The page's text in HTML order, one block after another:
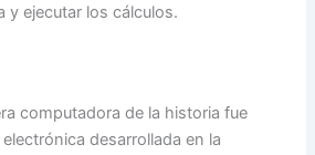
y ejecutar los cálculos.
computadora de la historia fue
desarrollada en la